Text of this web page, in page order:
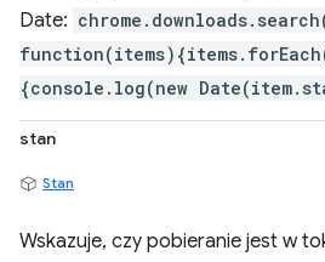
Date:
{console.log(new
stan
Stan
Wskazuje, czy pobieranie jest w